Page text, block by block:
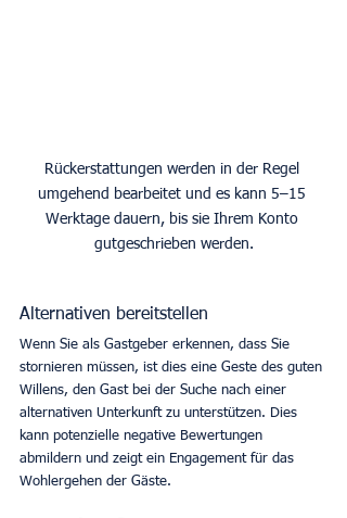
Rückerstattungen werden in der Regel
umgehend bearbeitet und es kann 5–15
Werktage dauern, bis sie Ihrem Konto
gutgeschrieben werden.
Alternativen bereitstellen
Wenn Sie als Gastgeber erkennen, dass Sie
stornieren müssen, ist dies eine Geste des guten
Willens, den Gast bei der Suche nach einer
alternativen Unterkunft zu unterstützen. Dies
kann potenzielle negative Bewertungen
abmildern und zeigt ein Engagement für das
Wohlergehen der Gäste.